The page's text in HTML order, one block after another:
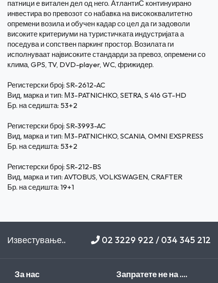
патници е витален дел од него. АтлантиС континуирано
инвестира во превозот со набавка на висококвалитетно
опремени возила и обучен кадар со цел да ги задоволи
високите критериуми на туристичката индустријата а
поседува и сопствен паркинг простор. Возилата ги
исполнуваат највисоките стандарди за превоз, опремени со
клима, GPS, TV, DVD-player, WC, фрижидер.
Регистерски број: SR-2612-AC
Вид, марка и тип: М3-PATNICHKO, SETRA, S 416 GT-HD
Бр. на седишта: 53+2
Регистерски број: SR-3993-AC
Вид, марка и тип: М3-PATNICHKO, SCANIA, OMNI EXSPRESS
Бр. на седишта: 53+2
Регистерски број: SR-212-BS
Вид, марка и тип: AVTOBUS, VOLKSWAGEN, CRAFTER
Бр. на седишта: 19+1
Известување.. 02 3229 922 / 034 345 212
За нас Запратете не на ....